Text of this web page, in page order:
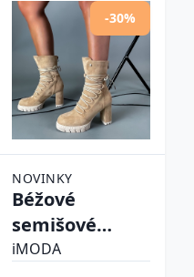
-30%
NOVINKY
Béžové
semišové
kotníkové
iMODA